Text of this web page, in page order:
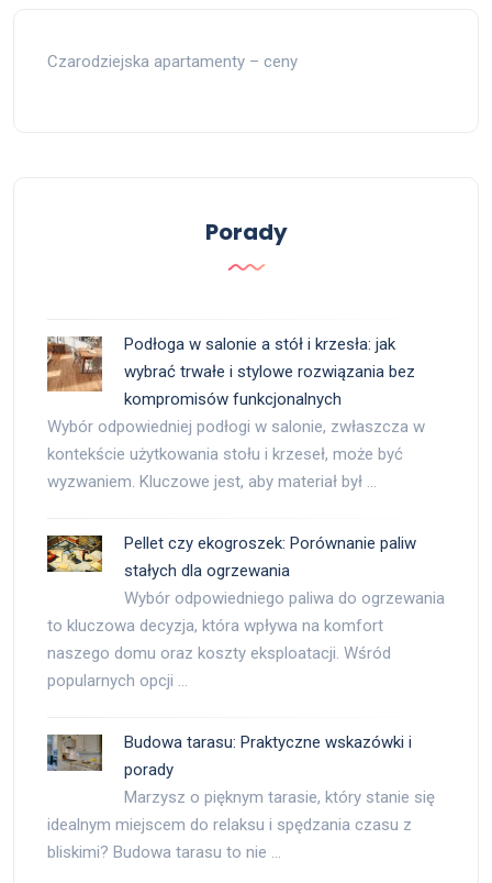
Czarodziejska apartamenty – ceny
Porady
Podłoga w salonie a stół i krzesła: jak
wybrać trwałe i stylowe rozwiązania bez
kompromisów funkcjonalnych
Wybór odpowiedniej podłogi w salonie, zwłaszcza w
kontekście użytkowania stołu i krzeseł, może być
wyzwaniem. Kluczowe jest, aby materiał był …
Pellet czy ekogroszek: Porównanie paliw
stałych dla ogrzewania
Wybór odpowiedniego paliwa do ogrzewania
to kluczowa decyzja, która wpływa na komfort
naszego domu oraz koszty eksploatacji. Wśród
popularnych opcji …
Budowa tarasu: Praktyczne wskazówki i
porady
Marzysz o pięknym tarasie, który stanie się
idealnym miejscem do relaksu i spędzania czasu z
bliskimi? Budowa tarasu to nie …